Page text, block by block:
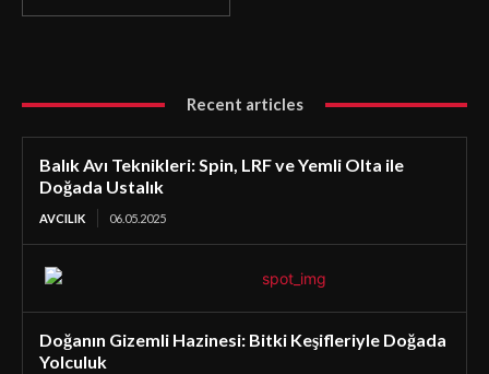
Recent articles
Balık Avı Teknikleri: Spin, LRF ve Yemli Olta ile
Doğada Ustalık
AVCILIK 06.05.2025
Doğanın Gizemli Hazinesi: Bitki Keşifleriyle Doğada
Yolculuk